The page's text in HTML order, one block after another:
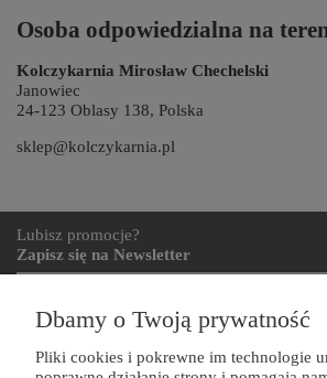
Osoba odpowiedzialna na
Kolczykarnia Mirosław Chechelski
Janowiec
24-123 Oblasy 138, Polska
sklep@kolczykarnia.pl
Lubisz promocje?
Zapisz się na Newsletter
Dbamy o Twoją prywatność
Pliki cookies i pokrewne im technologie